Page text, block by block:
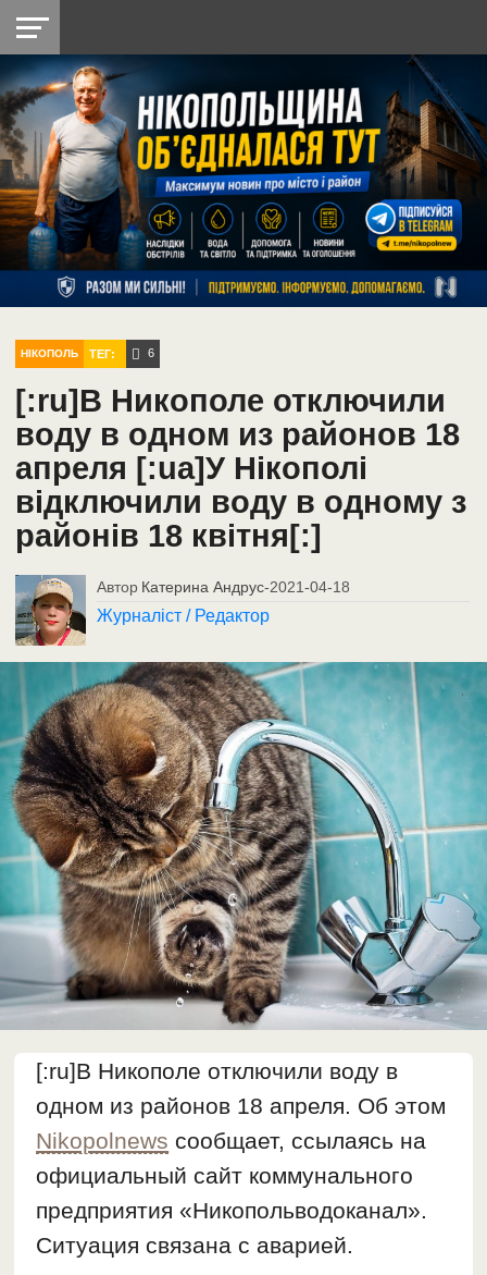
НІКОПОЛЬ
РАЙОН
СІЧЕСЛАВСЬКА
УКРАЇНА
РЕТРО
НІКОПОЛЬ
ЛАЙТ
УКРАЇНА
ДОПОМОГА
РАДІО
НІКОПОЛЬ ТЕГ: 6
[:ru]В Никополе отключили
воду в одном из районов 18
апреля [:ua]У Нікополі
відключили воду в одному з
районів 18 квітня[:]
Автор Катерина Андрус-2021-04-18
Журналіст / Редактор
[:ru]В Никополе отключили воду в
одном из районов 18 апреля. Об этом
Nikopolnews сообщает, ссылаясь на
официальный сайт коммунального
предприятия «Никопольводоканал».
Ситуация связана с аварией.